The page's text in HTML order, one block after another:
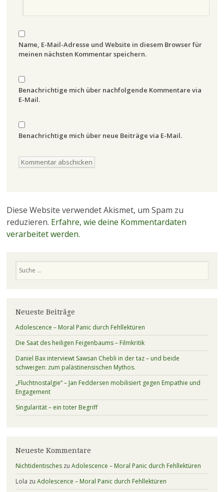
Name, E-Mail-Adresse und Website in diesem Browser für
meinen nächsten Kommentar speichern.
Benachrichtige mich über nachfolgende Kommentare via
E-Mail.
Benachrichtige mich über neue Beiträge via E-Mail.
Diese Website verwendet Akismet, um Spam zu
reduzieren. Erfahre, wie deine Kommentardaten
verarbeitet werden.
Neueste Beiträge
Adolescence – Moral Panic durch Fehllektüren
Die Saat des heiligen Feigenbaums – Filmkritik
Daniel Bax interviewt Sawsan Chebli in der taz – und beide
schweigen: zum palästinensischen Mythos.
„Fluchtnostalgie“ – Jan Feddersen mobilisiert gegen Empathie und
Engagement
Singularität – ein toter Begriff
Neueste Kommentare
Nichtidentischeszu Adolescence – Moral Panic durch Fehllektüren
Lola zu Adolescence – Moral Panic durch Fehllektüren